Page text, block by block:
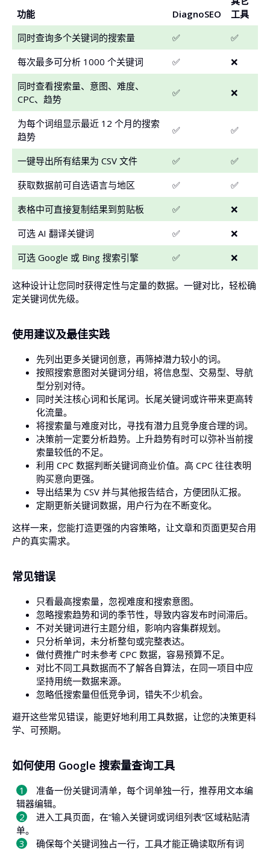
功能 DiagnoSEO
工具
同时查询多个关键词的搜索量
✅
✅
每次最多可分析 1000 个关键词
✅
❌
同时查看搜索量、意图、难度、
CPC、趋势
✅ ❌
为每个词组显示最近 12 个月的搜索
趋势
✅ ✅
一键导出所有结果为 CSV 文件 ✅
✅
获取数据前可自选语言与地区
✅
✅
表格中可直接复制结果到剪贴板
✅
❌
可选 AI 翻译关键词
✅
❌
可选 Google 或 Bing 搜索引擎
✅ ❌
这种设计让您同时获得定性与定量的数据。一键对比，轻松确
定关键词优先级。
使用建议及最佳实践
先列出更多关键词创意，再筛掉潜力较小的词。
按照搜索意图对关键词分组，将信息型、交易型、导航
型分别对待。
同时关注核心词和长尾词。长尾关键词或许带来更高转
化流量。
将搜索量与难度对比，寻找有潜力且竞争度合理的词。
决策前一定要分析趋势。上升趋势有时可以弥补当前搜
索量较低的不足。
利用 CPC 数据判断关键词商业价值。高 CPC 往往表明
购买意向更强。
导出结果为 CSV 并与其他报告结合，方便团队汇报。
定期更新关键词数据，用户行为在不断变化。
这样一来，您能打造更强的内容策略，让文章和页面更契合用
户的真实需求。
常见错误
只看最高搜索量，忽视难度和搜索意图。
忽略搜索趋势和词的季节性，导致内容发布时间滞后。
不对关键词进行主题分组，影响内容集群规划。
只分析单词，未分析整句或完整表达。
做付费推广时未参考 CPC 数据，容易预算不足。
对比不同工具数据而不了解各自算法，在同一项目中应
坚持用统一数据来源。
忽略低搜索量但低竞争词，错失不少机会。
避开这些常见错误，能更好地利用工具数据，让您的决策更科
学、可预期。
如何使用 Google 搜索量查询工具
准备一份关键词清单，每个词单独一行，推荐用文本编
辑器编辑。
进入工具页面，在“输入关键词或词组列表”区域粘贴清
单。
确保每个关键词独占一行，工具才能正确读取所有词